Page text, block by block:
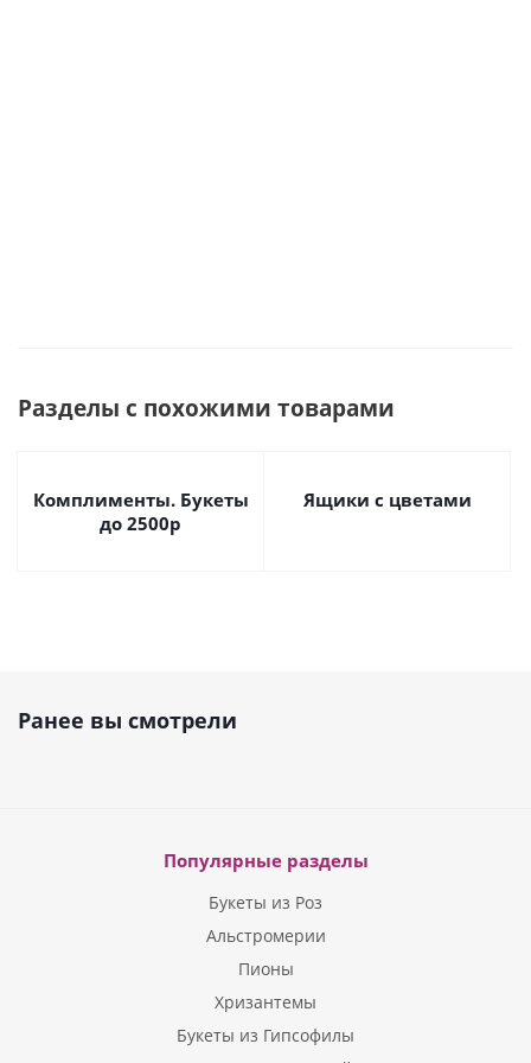
Разделы с похожими товарами
Комплименты. Букеты
до 2500р
Ящики с цветами
Ранее вы смотрели
Популярные разделы
Букеты из Роз
Альстромерии
Пионы
Хризантемы
Букеты из Гипсофилы